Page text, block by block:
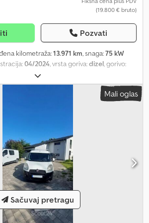
stanje: dobro Optičko stanje: dobro
2 Finansijske informacije Cena lizinga:
vozilo, 72 meseca); Za više informacija i
(19.800 € bruto)
Pozvati
kilometraža:13.971 km, snaga:75 kW
04/2024, vrsta goriva:dizel, gorivo:
ostalo
, suspencija:ostalo, broj sedišta:2,
zaključavanje, elektronski program
za suvozača, automatski klima uređaj,
paket, spoljašnji retrovizori sa
i grejanjem, volan sa
audio sistem: radio sa ekranom
8", navigacija, DAB, pomoć pri parkiranju
Aqieck Dodatna oprema: Vazdušni jastuk
nosivost, spoljašnji retrovizori sa električnim
daljinski ključ (2), zadnja krilna vrata
nadogradnja: sandučasto vozilo, vazdušni
Mali oglas
Sačuvaj pretragu